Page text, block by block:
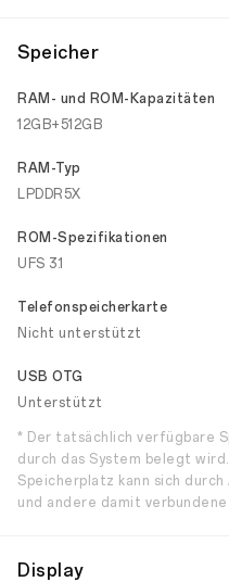
Speicher
RAM- und ROM-Kapazitäten
12GB+512GB
RAM-Typ
LPDDR5X
ROM-Spezifikationen
UFS 3.1
Telefonspeicherkarte
Nicht unterstützt
USB OTG
Unterstützt
* Der tatsächlich verfügbare
durch das System belegt
Speicherplatz kann sich
und andere damit
Display